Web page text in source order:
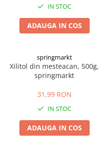
IN STOC
ADAUGA IN COS
springmarkt
Xilitol din mesteacan, 500g,
springmarkt
31,99 RON
IN STOC
ADAUGA IN COS